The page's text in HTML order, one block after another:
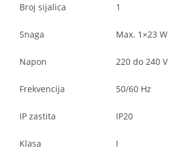
Broj sijalica 1
Snaga Max. 1×23 W
Napon 220 do 240 V
Frekvencija 50/60 Hz
IP zastita IP20
Klasa I